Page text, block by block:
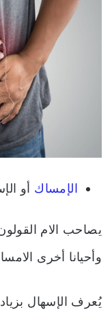
الإمساك أو
يصاحب الام
وأحيانا أخرى
يُعرف الإسهال